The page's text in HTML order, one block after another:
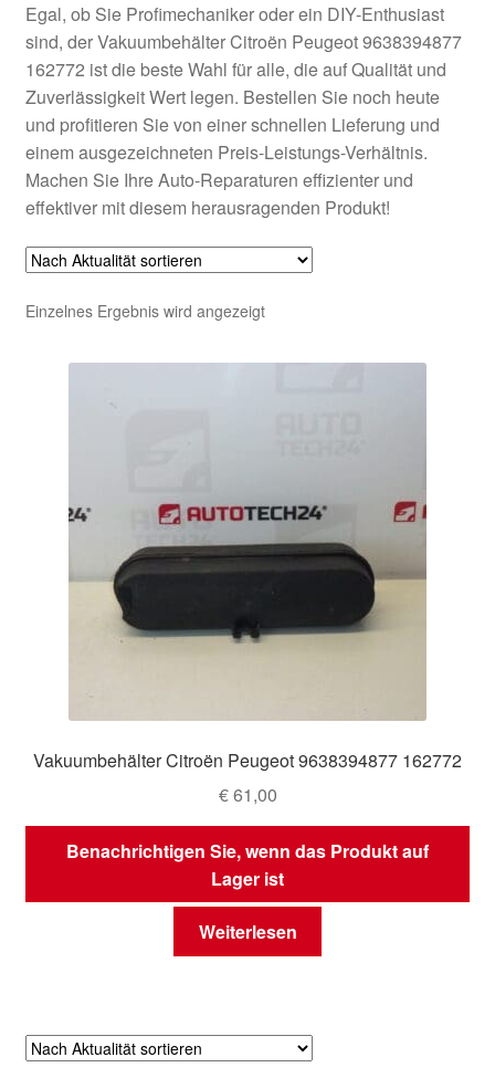
Zahlungen
Egal, ob Sie Profimechaniker oder ein DIY-Enthusiast
sind, der Vakuumbehälter Citroën Peugeot 9638394877
162772 ist die beste Wahl für alle, die auf Qualität und
Zuverlässigkeit Wert legen. Bestellen Sie noch heute
und profitieren Sie von einer schnellen Lieferung und
einem ausgezeichneten Preis-Leistungs-Verhältnis.
Machen Sie Ihre Auto-Reparaturen effizienter und
effektiver mit diesem herausragenden Produkt!
Einzelnes Ergebnis wird angezeigt
Vakuumbehälter Citroën Peugeot 9638394877 162772
€61,00
Benachrichtigen Sie, wenn das Produkt auf
Lager ist
Weiterlesen